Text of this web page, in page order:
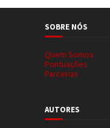
SOBRE NÓS
Quem Somos
Pontuações
Parcerias
AUTORES